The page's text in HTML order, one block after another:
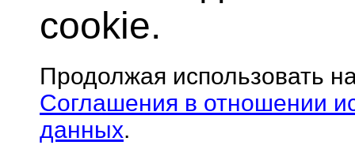
cookie.
Продолжая использовать
Соглашения в отношении
данных.